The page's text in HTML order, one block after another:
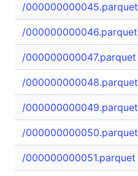
/000000000045.parquet
/000000000046.parquet
/000000000047.parquet
/000000000048.parquet
/000000000049.parquet
/000000000050.parquet
/000000000051.parquet